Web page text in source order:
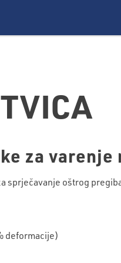
za
sprječavanje oštrog
deformacije)